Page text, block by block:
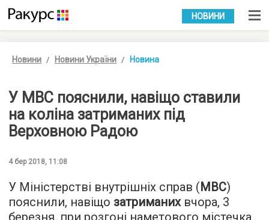
УКР РУС
НОВИНИ
Новини Новини України Новина
У МВС пояснили, навіщо ставили
на коліна затриманих під
Верховною Радою
4 бер 2018, 11:08
У Міністерстві внутрішніх справ ( МВС)
пояснили, навіщо затриманихвчора, 3
березня, при розгоні наметового містечка